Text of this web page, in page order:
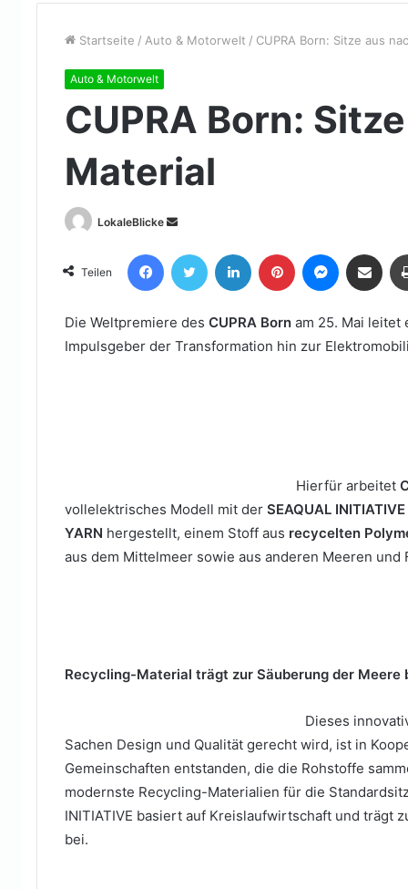
Startseite / Auto & Motorwelt / CUPRA Born: Sitze aus
Auto & Motorwelt
CUPRA Born:
Material
LokaleBlicke
Sende
eine
E-
Teilen
FacebookTwitter LinkedIn Pinterest Messenger
Teile per E-Mail
Die Weltpremiere des CUPRA Born am 25. Mai leitet
Impulsgeber der Transformation hin zur
Hierfür arbeitet
vollelektrisches Modell mit der SEAQUAL INITIATIVE
YARN hergestellt, einem Stoff aus recycelten
aus dem Mittelmeer sowie aus anderen Meeren und
Recycling-Material trägt zur Säuberung der Meere
Dieses
Sachen Design und Qualität gerecht wird, ist in
Gemeinschaften entstanden, die die Rohstoffe
modernste Recycling-Materialien für die
INITIATIVE basiert auf Kreislaufwirtschaft und trägt
bei.